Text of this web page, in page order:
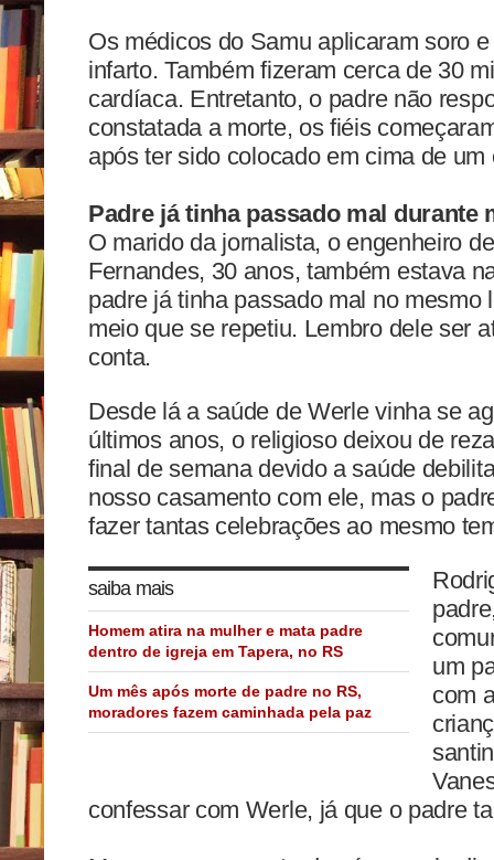
Os médicos do Samu aplicaram soro
infarto. Também fizeram cerca de 30
cardíaca. Entretanto, o padre não
constatada a morte, os fiéis
após ter sido colocado em cima de
Padre já tinha passado mal durante
O marido da jornalista, o engenheiro
Fernandes, 30 anos, também estava
padre já tinha passado mal no mesmo
meio que se repetiu. Lembro dele ser
conta.
Desde lá a saúde de Werle vinha se
últimos anos, o religioso deixou de
final de semana devido a saúde
nosso casamento com ele, mas o
fazer tantas celebrações ao mesmo
saiba mais
Homem atira na mulher e mata padre
dentro de igreja em Tapera, no RS
Um mês após morte de padre no RS,
moradores fazem caminhada pela paz
um
com
confessar com Werle, já que o padre